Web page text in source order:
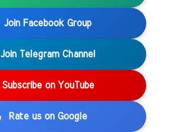
Join Facebook Group
Join Telegram Channel
Subscribe on YouTube
Rate us on Google